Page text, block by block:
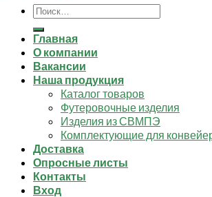
Искать:
Главная
О компании
Вакансии
Наша продукция
Каталог товаров
Футеровочные изделия
Изделия из СВМПЭ
Комплектующие для
Доставка
Опросные листы
Контакты
Вход